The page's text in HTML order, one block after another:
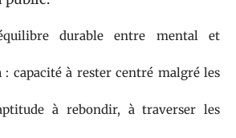
durable entre mental et
: capacité à rester centré malgré les
à rebondir, à traverser les